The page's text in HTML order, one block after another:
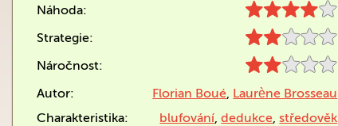
Náhoda:
Strategie:
Náročnost:
Autor:
Florian Boué, Laurène Brosseau
Charakteristika:
blufování,dedukce,středověk